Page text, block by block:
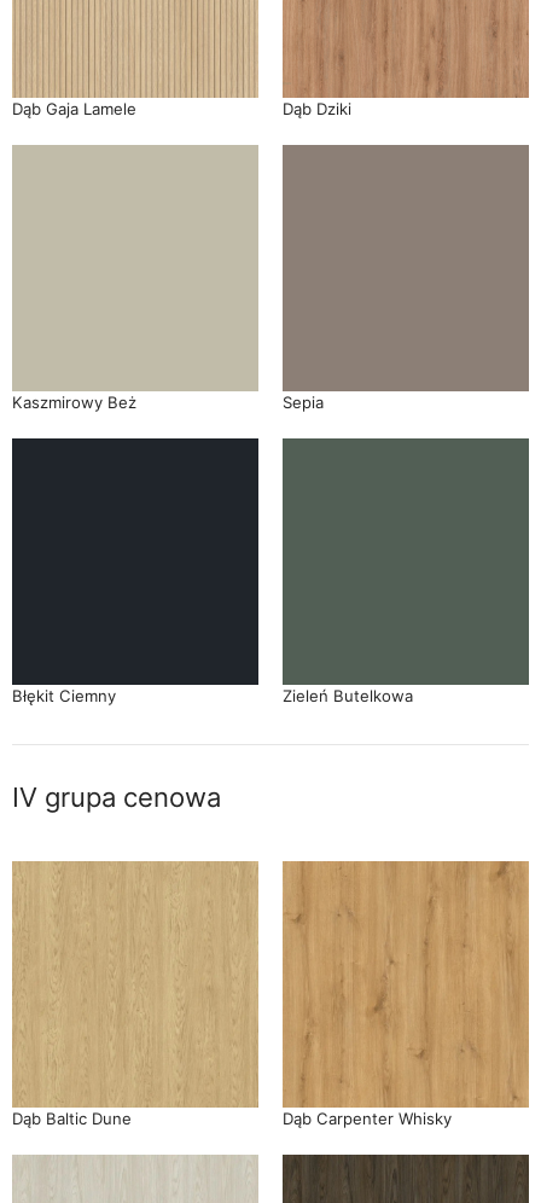
Dąb Gaja Lamele Dąb Dziki
Kaszmirowy Beż Sepia
Błękit Ciemny Zieleń Butelkowa
IV grupa cenowa
Dąb Baltic Dune Dąb Carpenter Whisky